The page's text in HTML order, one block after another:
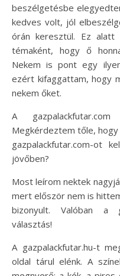
beszélgetésbe
kedves volt, jól
órán keresztül. Ez
témaként, hogy ő
Nekem is pont egy
ezért kifaggattam, hogy
nekem őket.
A
Megkérdeztem tőle,
gazpalackfutar.com-ot
jövőben?
Most leírom nektek
mert először nem is
bizonyult. Valóban a
választás!
A gazpalackfutar.hu-t
oldal tárul elénk. A